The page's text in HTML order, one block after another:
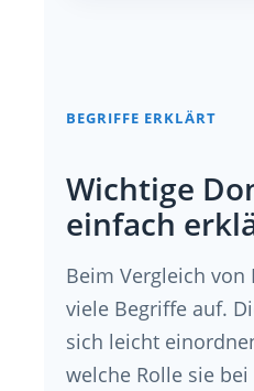
BEGRIFFE ERKLÄRT
Wichtige
einfach
Beim Vergleich
viele Begriffe auf.
sich leicht
welche Rolle sie